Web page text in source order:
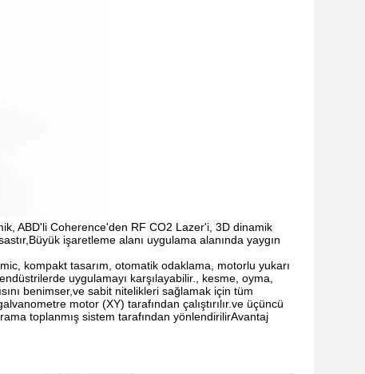
ABD'li Coherence'den RF CO2 Lazer'i, 3D dinamik
işaretleme alanı uygulama alanında yaygın
kompakt tasarım, otomatik odaklama, motorlu yukarı
uygulamayı karşılayabilir., kesme, oyma,
benimser,ve sabit nitelikleri sağlamak için tüm
motor (XY) tarafından çalıştırılır.ve üçüncü
toplanmış sistem tarafından yönlendirilirAvantaj